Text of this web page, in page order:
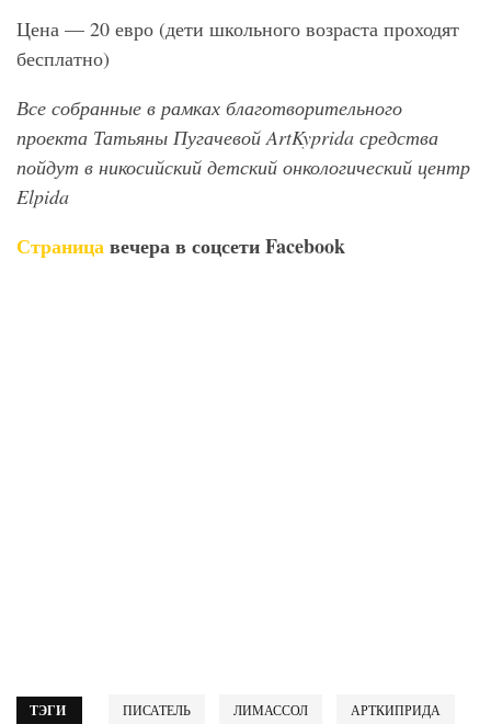
Цена — 20 евро (дети школьного возраста проходят
бесплатно)
Все собранные в рамках благотворительного
проекта Татьяны Пугачевой ArtKyprida средства
пойдут в никосийский детский онкологический центр
Elpida
Страницавечера в соцсети Facebook
ТЭГИ ПИСАТЕЛЬ ЛИМАССОЛ АРТКИПРИДА